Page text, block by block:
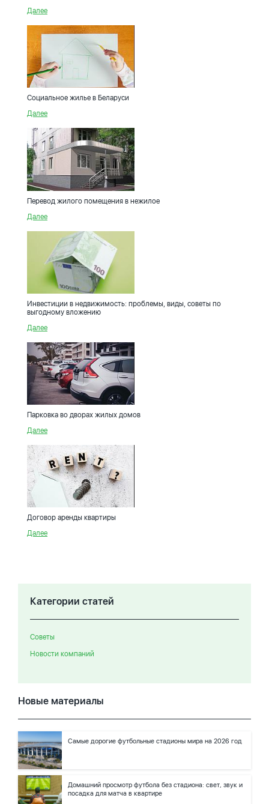
Далее
Социальное жилье в Беларуси
Далее
Перевод жилого помещения в нежилое
Далее
Инвестиции в недвижимость: проблемы, виды, советы по
выгодному вложению
Далее
Парковка во дворах жилых домов
Далее
Договор аренды квартиры
Далее
Категории статей
Советы
Новости компаний
Новые материалы
Самые дорогие футбольные стадионы мира на 2026 год
Домашний просмотр футбола без стадиона: свет, звук и
посадка для матча в квартире